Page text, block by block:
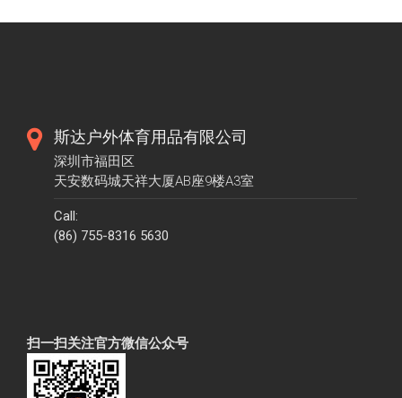
斯达户外体育用品有限公司
深圳市福田区
天安数码城天祥大厦AB座9楼A3室
Call:
(86) 755-8316 5630
扫一扫关注官方微信公众号